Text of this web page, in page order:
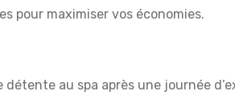
pour maximiser vos économies.
au spa après une journée